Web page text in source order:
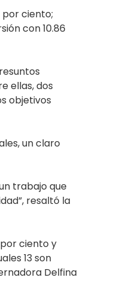
por ciento;
con 10.86
ellas, dos
objetivos
un claro
trabajo que
resaltó la
ciento y
13 son
Delfina